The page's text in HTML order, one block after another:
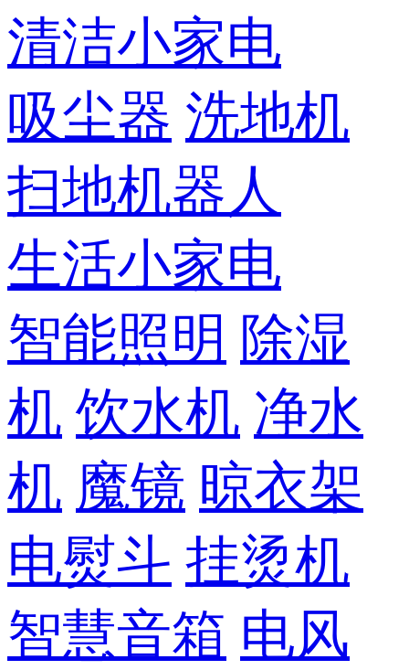
清洁小家电
吸尘器 洗地机
扫地机器人
生活小家电
智能照明 除湿
机 饮水机 净水
机 魔镜 晾衣架
电熨斗 挂烫机
智慧音箱 电风